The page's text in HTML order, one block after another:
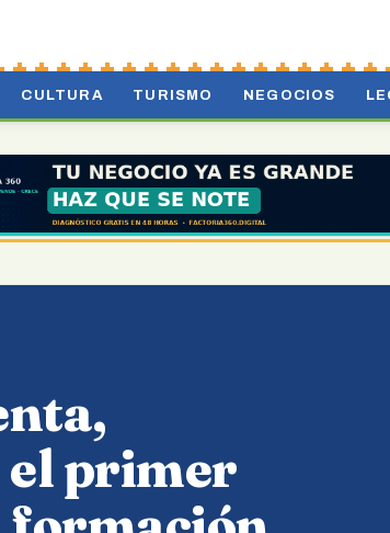
CULTURA TURISMO NEGOCIOS
el primer